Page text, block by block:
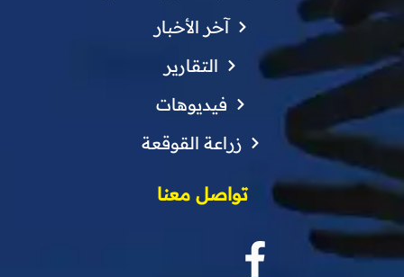
آخر الأخبار
التقارير
فيديوهات
زراعة القوقعة
تواصل معنا